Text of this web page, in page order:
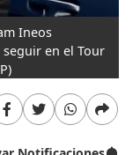
Ineos
en el Tour